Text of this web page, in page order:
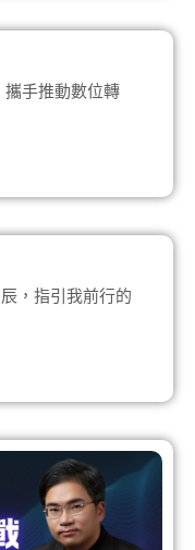
手推動數位轉
，指引我前行的